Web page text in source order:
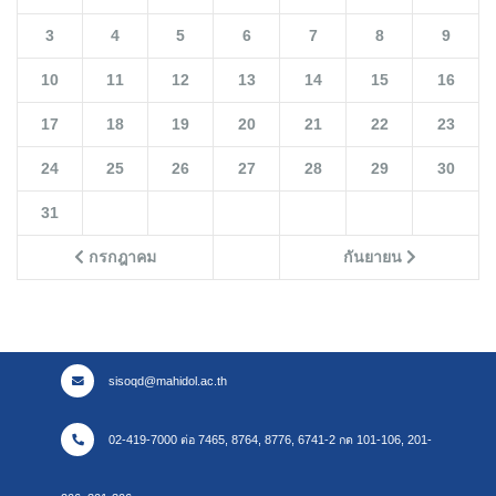
กรกฎาคม กันยายน
3 4 5 6 7 8 9
10 11 12 13 14 15 16
17 18 19 20 21 22 23
24 25 26 27 28 29 30
31
sisoqd@mahidol.ac.th
02-419-7000 ต่อ 7465, 8764, 8776, 6741-2 กด 101-106, 201-